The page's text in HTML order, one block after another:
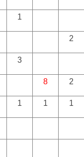
1
2
3
8 2
1 1 1